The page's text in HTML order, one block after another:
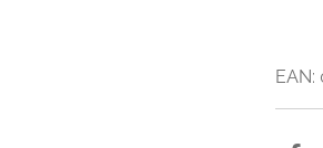
EAN: